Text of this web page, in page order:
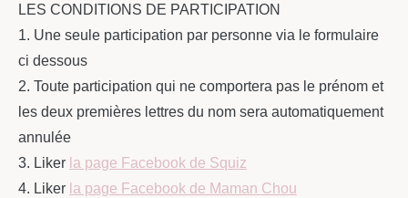
LES CONDITIONS DE PARTICIPATION
1. Une seule participation par personne via le formulaire
ci dessous
2. Toute participation qui ne comportera pas le prénom et
les deux premières lettres du nom sera automatiquement
annulée
3. Liker la page Facebook de Squiz
4. Liker la page Facebook de Maman Chou